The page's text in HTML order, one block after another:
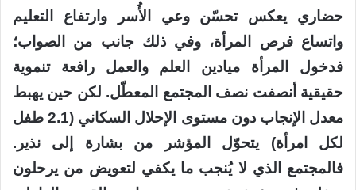
حضاري يعكس تحسّن وعي الأُسر وارتفاع التعليم
واتساع فرص المرأة، وفي ذلك جانب من الصواب؛
فدخول المرأة ميادين العلم والعمل رافعة تنموية
حقيقية أنصفت نصف المجتمع المعطّل. لكن حين يهبط
معدل الإنجاب دون مستوى الإحلال السكاني (2.1 طفل
لكل امرأة) يتحوّل المؤشر من بشارة إلى نذير.
فالمجتمع الذي لا يُنجب ما يكفي لتعويض من يرحلون